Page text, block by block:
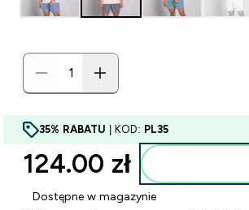
35% RABATU | KOD: PL35
124.00 zł‎
Dostępne w magazynie